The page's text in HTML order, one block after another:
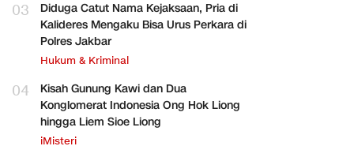
03
Diduga Catut Nama Kejaksaan, Pria di
Kalideres Mengaku Bisa Urus Perkara di
Polres Jakbar
Hukum & Kriminal
04
Kisah Gunung Kawi dan Dua
Konglomerat Indonesia Ong Hok Liong
hingga Liem Sioe Liong
iMisteri